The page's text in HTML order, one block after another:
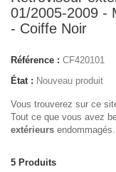
01/2005-2009 -
- Coiffe Noir
Référence : CF420101
État : Nouveau produit
Vous trouverez sur ce
Tout ce que vous avez
extérieurs endommagés.
5 Produits